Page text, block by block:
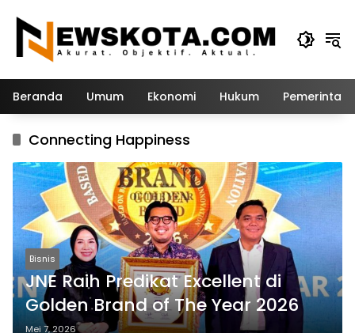
konten
Beranda Umum Ekonomi Hukum
Connecting Happiness
Bisnis
JNE Raih Predikat Excellent di
Golden Brand of The Year 2026
Mei 7, 2026